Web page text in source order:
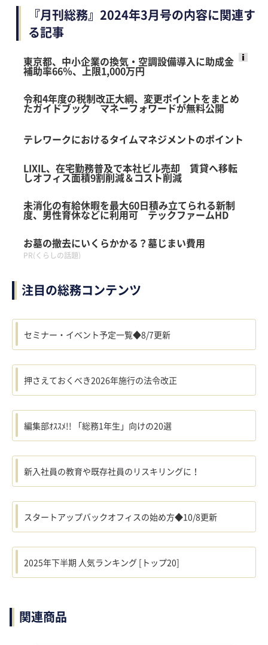
『月刊総務』2024年3月号の内容に関連す
る記事
東京都、中小企業の換気・空調設備導入に助成金
補助率66％、上限1,000万円
令和4年度の税制改正大綱、変更ポイントをまとめ
たガイドブック マネーフォワードが無料公開
テレワークにおけるタイムマネジメントのポイント
LIXIL、在宅勤務普及で本社ビル売却 賃貸へ移転
しオフィス面積9割削減＆コスト削減
未消化の有給休暇を最大60日積み立てられる新制
度、男性育休などに利用可 テックファームHD
お墓の撤去にいくらかかる？墓じまい費用
PR(くらしの話題)
注目の総務コンテンツ
セミナー・イベント予定一覧◆8/7更新
押さえておくべき2026年施行の法令改正
編集部ｵｽｽﾒ!! 「総務1年生」向けの20選
新入社員の教育や既存社員のリスキリングに！
スタートアップバックオフィスの始め方◆10/8更新
2025年下半期 人気ランキング [トップ20]
関連商品